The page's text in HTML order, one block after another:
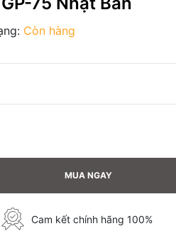
Còn hàng
MUA NGAY
Cam kết chính hãng 100%